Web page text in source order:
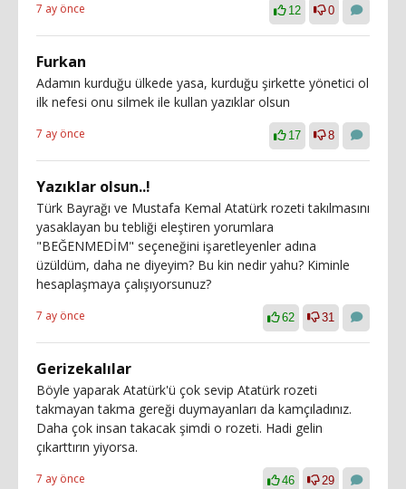
7 ay önce 12 0
Furkan
Adamın kurduğu ülkede yasa, kurduğu şirkette yönetici ol
ilk nefesi onu silmek ile kullan yazıklar olsun
7 ay önce 17 8
Yazıklar olsun..!
Türk Bayrağı ve Mustafa Kemal Atatürk rozeti takılmasını
yasaklayan bu tebliği eleştiren yorumlara
"BEĞENMEDİM" seçeneğini işaretleyenler adına
üzüldüm, daha ne diyeyim? Bu kin nedir yahu? Kiminle
hesaplaşmaya çalışıyorsunuz?
7 ay önce 62 31
Gerizekalılar
Böyle yaparak Atatürk'ü çok sevip Atatürk rozeti
takmayan takma gereği duymayanları da kamçıladınız.
Daha çok insan takacak şimdi o rozeti. Hadi gelin
çıkarttırın yiyorsa.
7 ay önce 46 29